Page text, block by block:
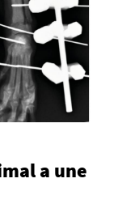
a une